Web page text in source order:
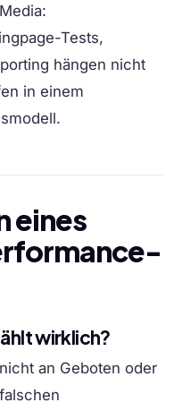
Tests,
hängen nicht
in einem
eines
wirklich?
an Geboten oder